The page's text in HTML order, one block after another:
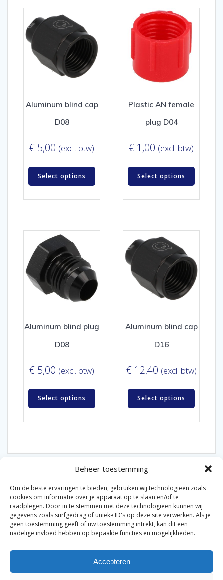
Beheer toestemming
Om de beste ervaringen te bieden, gebruiken wij technologieën zoals
cookies om informatie over je apparaat op te slaan en/of te
raadplegen. Door in te stemmen met deze technologieën kunnen wij
gegevens zoals surfgedrag of unieke ID's op deze site verwerken. Als je
geen toestemming geeft of uw toestemming intrekt, kan dit een
nadelige invloed hebben op bepaalde functies en mogelijkheden.
Accepteren
Aluminum blind cap
D08
€ 5,00 (excl. btw)
Select options
Plastic AN female
plug D04
€ 1,00 (excl. btw)
Select options
Aluminum blind plug
D08
€ 5,00 (excl. btw)
Select options
Aluminum blind cap
D16
€ 12,40 (excl. btw)
Select options
© 2026 Van der Bel Las en Radiateurenbedrijf.
Privacyverklaring|Cookiebeleid|Retourbeleid|
Algemene voorwaarden voor consumenten
algemene voorwaarden
Disclaimer